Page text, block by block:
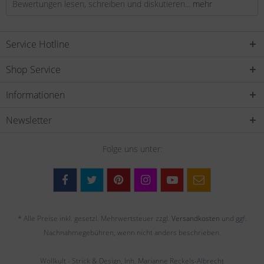
Bewertungen lesen, schreiben und diskutieren... mehr
Service Hotline
Shop Service
Informationen
Newsletter
Folge uns unter:
* Alle Preise inkl. gesetzl. Mehrwertsteuer zzgl. Versandkosten und ggf.
Nachnahmegebühren, wenn nicht anders beschrieben.
Wollkult - Strick & Design, Inh. Marianne Reckels-Albrecht